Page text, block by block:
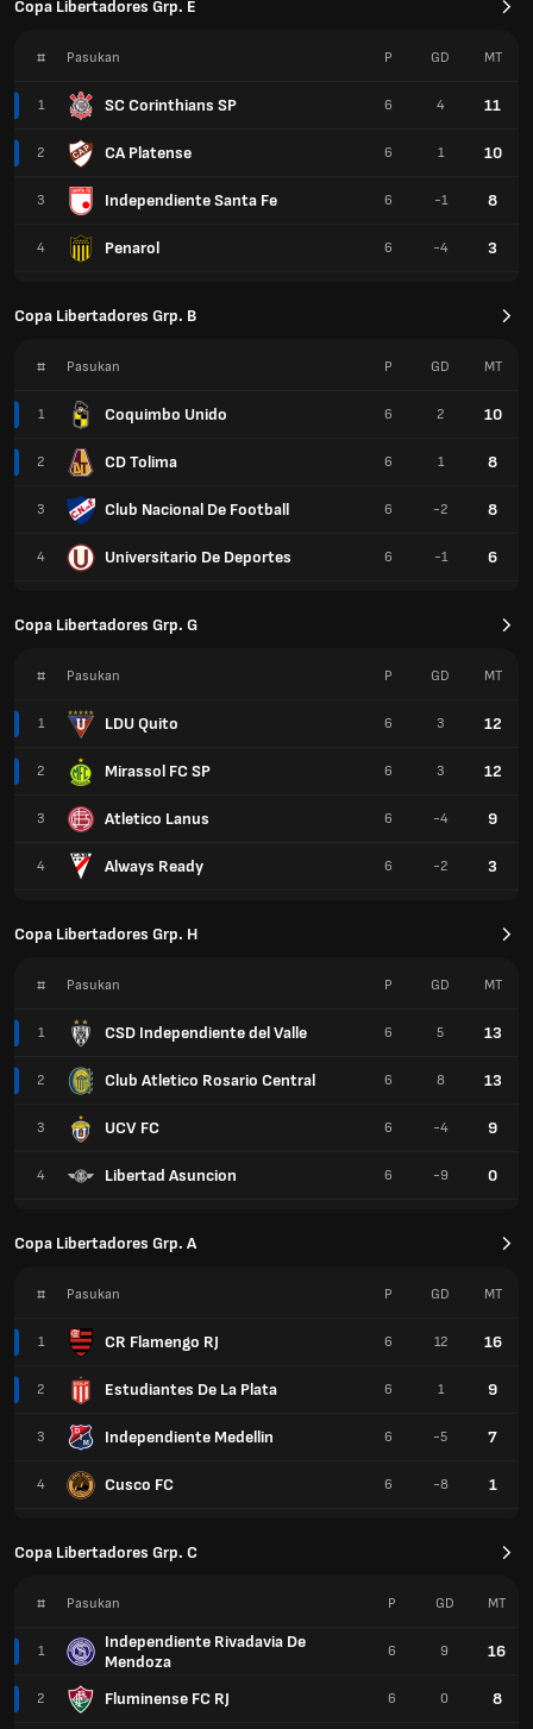
Copa Libertadores Grp. E
# Pasukan
1 SC Corinthians SP
2 CA Platense
3 Independiente Santa Fe
4 Penarol
P GD MT
6 4 11
6 1 10
6 -1 8
6 -4 3
Copa Libertadores Grp. B
# Pasukan
1 Coquimbo Unido
2 CD Tolima
3 Club Nacional De Football
4 Universitario De Deportes
P GD MT
6 2 10
6 1 8
6 -2 8
6 -1 6
Copa Libertadores Grp. G
# Pasukan
1 LDU Quito
2 Mirassol FC SP
3 Atletico Lanus
4 Always Ready
P GD MT
6 3 12
6 3 12
6 -4 9
6 -2 3
Copa Libertadores Grp. H
# Pasukan
1 CSD Independiente del Valle
2 Club Atletico Rosario Central
3 UCV FC
4 Libertad Asuncion
P GD MT
6 5 13
6 8 13
6 -4 9
6 -9 0
Copa Libertadores Grp. A
# Pasukan
1 CR Flamengo RJ
2 Estudiantes De La Plata
3 Independiente Medellin
4 Cusco FC
P GD MT
6 12 16
6 1 9
6 -5 7
6 -8 1
Copa Libertadores Grp. C
# Pasukan
1
Independiente Rivadavia De
Mendoza
2 Fluminense FC RJ
P GD MT
6 9 16
6 0 8